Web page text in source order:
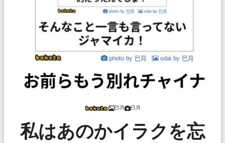
巳月 巳月
私はあのかイラクを忘